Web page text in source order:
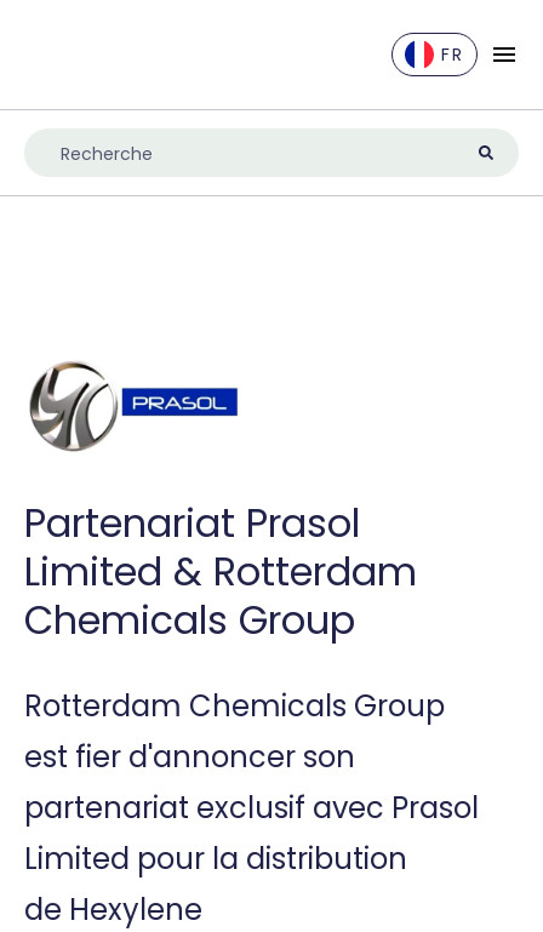
FR
Partenariat Prasol
Limited & Rotterdam
Chemicals Group
Rotterdam Chemicals Group
est fier d'annoncer son
partenariat exclusif avec Prasol
Limited pour la distribution
de Hexylene